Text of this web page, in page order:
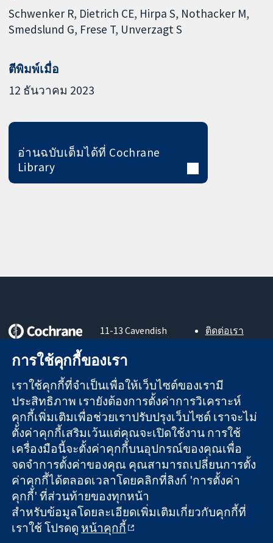
Schwenker R Dietrich CE Hirpa S Nothacker M
Smedslund G Frese T Unverzagt S
ตีพิมพ์เมื่อ
12 ธันวาคม 2023
อ่านฉบับเต็มได้ที่ Cochrane
Library
หลักฐานที่เชื่อถือ
ได้
สู่การตัดสินใจ
อย่างมีข้อมูล
เพื่อสุขภาพที่ดีขึ้น
11-13 Cavendish
London
United Kingdom
ติดต่อเรา
About us
ตำแหน่งงาน
Cochrane
Library
The Cochrane Collaboration เป็นองค์กรการกุศล (เลขที่ 1045921)
และบริษัทจำกัดโดยการค้ำประกัน (เลขที่ 03044323) ที่จดทะเบียน
ในอังกฤษและเวลส์ หมายเลขจดทะเบียนภาษีมูลค่าเพิ่ม GB 718
2127 49
สงวนลิขสิทธิ์ © 2026 The Cochrane Collaboration
การใช้คุกกี้ของเรา
เราใช้คุกกี้ที่จำเป็นเพื่อให้เว็บไซต์ของเรามี
ประสิทธิภาพ เรายังต้องการตั้งค่าการวิเคราะห์
คุกกี้เพิ่มเติมเพื่อช่วยเราปรับปรุงเว็บไซต์ เราจะไม่
ตั้งค่าคุกกี้เสริมเว้นแต่คุณจะเปิดใช้งาน การใช้
เครื่องมือนี้จะตั้งค่าคุกกี้บนอุปกรณ์ของคุณเพื่อ
จดจำการตั้งค่าของคุณ คุณสามารถเปลี่ยนการตั้ง
ค่าคุกกี้ได้ตลอดเวลาโดยคลิกที่ลิงก์ 'การตั้งค่า
คุกกี้' ที่ส่วนท้ายของทุกหน้า
สำหรับข้อมูลโดยละเอียดเพิ่มเติมเกี่ยวกับคุกกี้ที่
เราใช้ โปรดดู หน้าคุกกี้